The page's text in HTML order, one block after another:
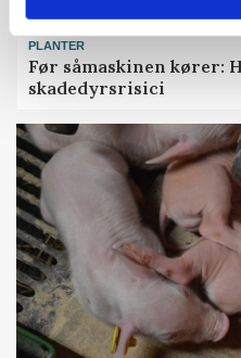
PLANTER
Før såmaskinen kører:
skadedyrsrisici